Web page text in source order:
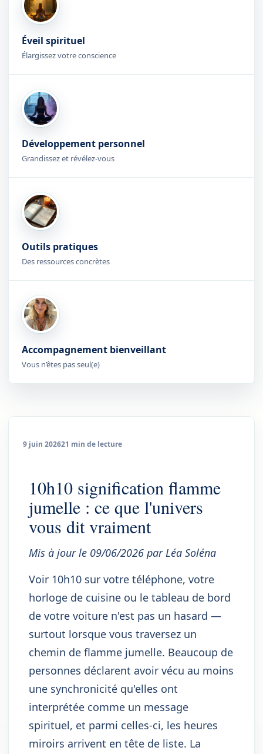
Éveil spirituel
Élargissez votre conscience
Développement personnel
Grandissez et révélez-vous
Outils pratiques
Des ressources concrètes
Accompagnement bienveillant
Vous n’êtes pas seul(e)
9 juin 202621 min de lecture
10h10 signification flamme
jumelle : ce que l'univers
vous dit vraiment
Mis à jour le 09/06/2026 par Léa Soléna
Voir 10h10 sur votre téléphone, votre
horloge de cuisine ou le tableau de bord
de votre voiture n'est pas un hasard —
surtout lorsque vous traversez un
chemin de flamme jumelle. Beaucoup de
personnes déclarent avoir vécu au moins
une synchronicité qu'elles ont
interprétée comme un message
spirituel, et parmi celles-ci, les heures
miroirs arrivent en tête de liste. La